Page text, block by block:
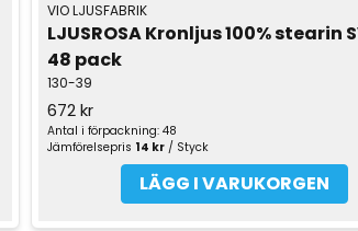
VIO LJUSFABRIK
LJUSROSA Kronljus 100% stearin
48 pack
130-39
672 kr
Antal i förpackning: 48
Jämförelsepris 14 kr/ Styck
LÄGG I VARUKORGEN